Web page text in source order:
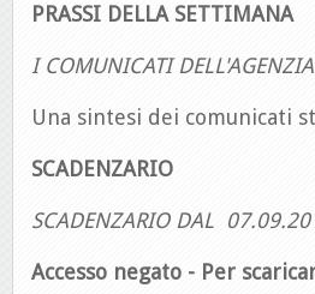
PRASSI DELLA SETTIMANA
I COMUNICATI
Una sintesi dei comunicati
SCADENZARIO
SCADENZARIO DAL
Accesso negato - Per